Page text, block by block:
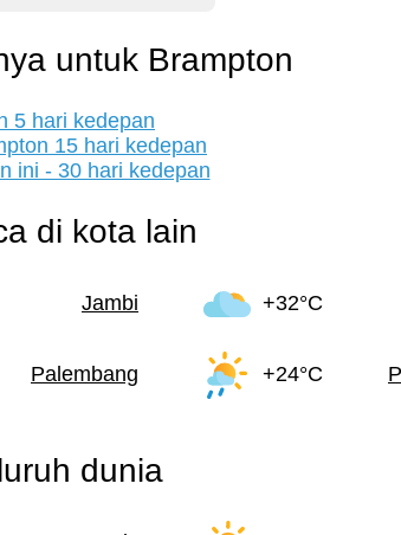
untuk Brampton
5 hari kedepan
15 hari kedepan
ini - 30 hari kedepan
di kota lain
Jambi +32°C
Palembang +24°C
dunia